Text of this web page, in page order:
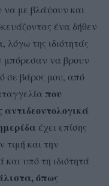
να με βλάψουν και
ένα δήθεν
της ιδιότητάς
να βρουν
σε βάρος μου, από
που
έχει επίσης
τιμή και την
υπό τη ιδιότητά
όπως